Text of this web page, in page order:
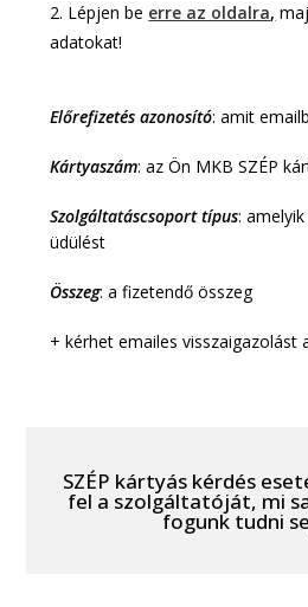
2. Lépjen be erre az oldalra,
adatokat!
Előrefizetés azonosító: amit
Kártyaszám: az Ön MKB SZÉP
Szolgáltatáscsoport típus:
üdülést
Összeg: a fizetendő összeg
+ kérhet emailes visszaigazolást
SZÉP kártyás kérdés
fel a szolgáltatóját, mi
fogunk tudni